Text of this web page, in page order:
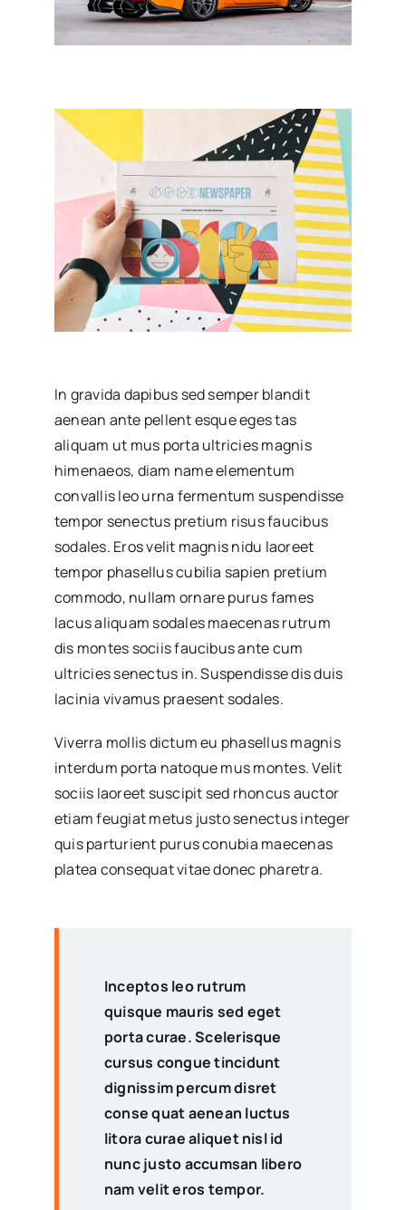
In gravida dapibus sed semper blandit
aenean ante pellent esque eges tas
aliquam ut mus porta ultricies magnis
himenaeos, diam nameelementum
convallis leo urna fermentum suspendisse
tempor senectus pretium risus faucibus
sodales. Eros velit magnis nidu laoreet
tempor phasellus cubilia sapien pretium
commodo, nullam ornare purus fames
lacus aliquam sodales maecenas rutrum
dis montes sociis faucibus ante cum
ultricies senectus in. Suspendisse dis duis
lacinia vivamus praesent sodales.
Viverra mollis dictum eu phasellus magnis
interdum porta natoque mus montes. Velit
sociis laoreet suscipit sed rhoncus auctor
etiam feugiat metus justo senectus integer
quis parturient purus conubia maecenas
platea consequat vitae donec pharetra.
Inceptos leo rutrum
quisque mauris sed eget
porta curae. Scelerisque
cursus congue tincidunt
dignissim percum disret
conse quat aenean luctus
litora curae aliquet nisl id
nunc justo accumsan libero
nam velit eros tempor.